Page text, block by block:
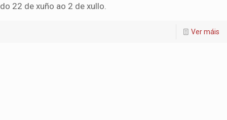
do 22 de xuño ao 2 de xullo.
Ver máis